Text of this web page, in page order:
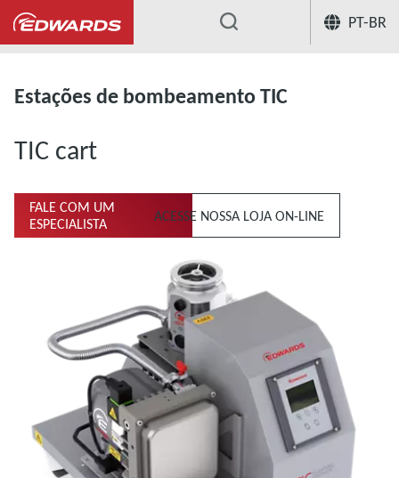
PT-BR
... Estações de bombeamento
Estações de bombeamento TIC
TIC cart
FALE COM UM
ESPECIALISTA
ACESSE NOSSA LOJA ON-LINE